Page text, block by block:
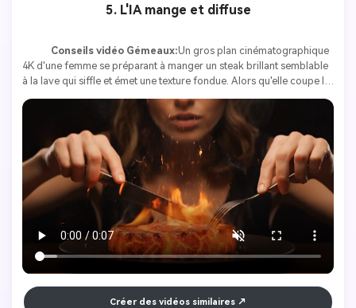
5. L'IA mange et diffuse
Conseils vidéo Gémeaux:Un gros plan cinématographique
4K d'une femme se préparant à manger un steak brillant semblable
à la lave qui siffle et émet une texture fondue. Alors qu'elle coupe la
naturellement. La surface pulsait de la chaleur et des textures
incandescentes, émettant de la vapeur et des étincelles. La femme
semblait concentrée et ouvrit légèrement les lèvres en admiration.
Les sons ambiants comprennent des sifflements, du magma
bouillonnant, des sons de respiration subtiles et un bourdonnement
atmosphérique profond. Pas de mots, pas de musique, pas de
panneaux. Immersif, surréaliste et convivial en boucle. 8 secondes.
Créer des vidéos similaires